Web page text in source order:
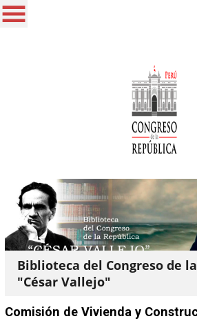
Biblioteca del Congreso de
"César Vallejo"
Comisión de Vivienda y